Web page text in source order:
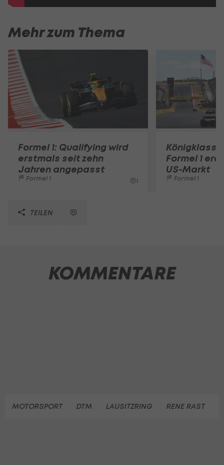
Mehr zum Thema
Formel 1: Qualifying wird
erstmals seit zehn
Jahren angepasst
Formel 1 1
Formel 1
US-Markt
Formel 1
TEILEN
KOMMENTARE
MOTORSPORT DTM LAUSITZRING RENE RAST